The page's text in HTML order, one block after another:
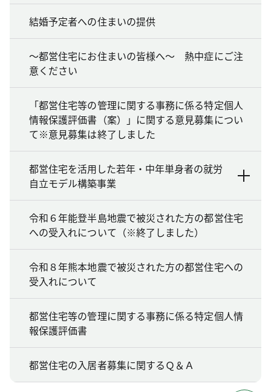
結婚予定者への住まいの提供
～都営住宅にお住まいの皆様へ～ 熱中症にご注
意ください
「都営住宅等の管理に関する事務に係る特定個人
情報保護評価書（案）」に関する意見募集につい
て※意見募集は終了しました
都営住宅を活用した若年・中年単身者の就労
自立モデル構築事業
令和６年能登半島地震で被災された方の都営住宅
への受入れについて（※終了しました）
令和８年熊本地震で被災された方の都営住宅への
受入れについて
都営住宅等の管理に関する事務に係る特定個人情
報保護評価書
都営住宅の入居者募集に関するＱ＆Ａ